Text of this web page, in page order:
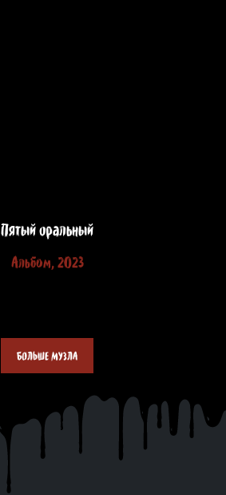
Пятый оральный
Альбом, 2023
БОЛЬШЕ МУЗЛА